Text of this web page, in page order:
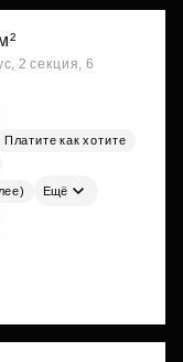
2 секция, 6
Платите как хотите
Ещё